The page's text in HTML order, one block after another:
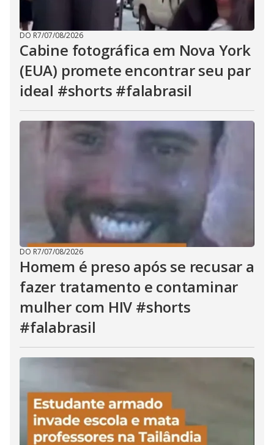
DO R7/07/08/2026
Cabine fotográfica em Nova York
(EUA) promete encontrar seu par
ideal #shorts #falabrasil
DO R7/07/08/2026
Homem é preso após se recusar a
fazer tratamento e contaminar
mulher com HIV #shorts
#falabrasil